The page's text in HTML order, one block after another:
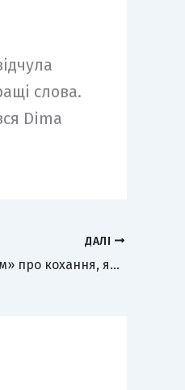
слова.
Dima
ДАЛІ
OKS презентував сингл «тихим вечором» про кохання, яке витримало всі випробування